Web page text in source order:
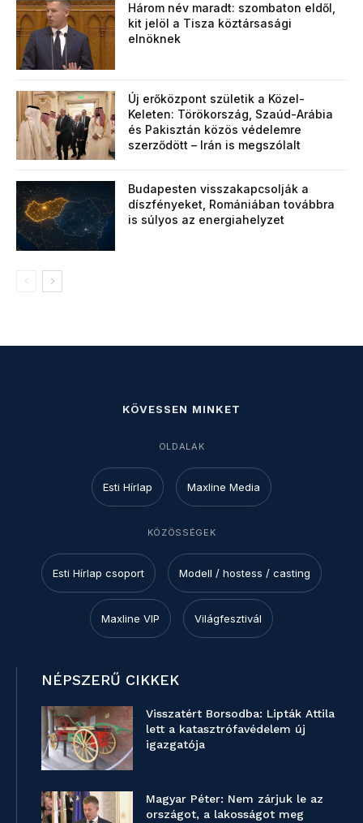
Három név maradt: szombaton eldől,
kit jelöl a Tisza köztársasági
elnöknek
Új erőközpont születik a Közel-
Keleten: Törökország, Szaúd-Arábia
és Pakisztán közös védelemre
szerződött – Irán is megszólalt
Budapesten visszakapcsolják a
díszfényeket, Romániában továbbra
is súlyos az energiahelyzet
KÖVESSEN MINKET
OLDALAK
Esti Hírlap Maxline Media
KÖZÖSSÉGEK
Esti Hírlap csoport Modell / hostess / casting
Maxline VIP Világfesztivál
NÉPSZERŰ CIKKEK
Visszatért Borsodba: Lipták Attila
lett a katasztrófavédelem új
igazgatója
Magyar Péter: Nem zárjuk le az
országot, a lakosságot meg